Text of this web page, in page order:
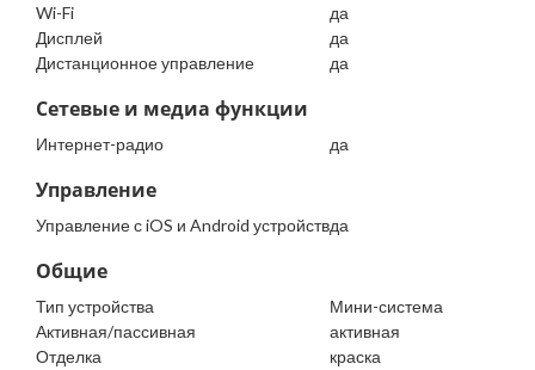
Wi-Fi
да
Дисплей
да
Дистанционное управление
да
Сетевые и медиа функции
Интернет-радио да
Управление
Управление с iOS и Android устройствда
Общие
Тип устройства
Мини-система
Активная/пассивная
активная
Отделка
краска